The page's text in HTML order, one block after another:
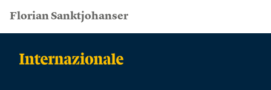
Florian Sanktjohanser